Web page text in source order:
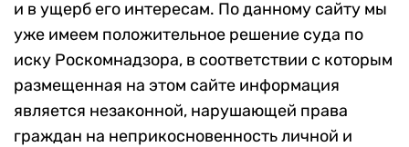
и в ущерб его интересам. По данному сайту мы
уже имеем положительное решение суда по
иску Роскомнадзора, в соответствии с которым
размещенная на этом сайте информация
является незаконной, нарушающей права
граждан на неприкосновенность личной и